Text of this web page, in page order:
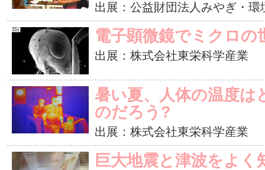
出展：公益財団法人みやぎ・
電子顕微鏡でミクロ
出展：株式会社東栄科学産業
暑い夏、人体の温度は
のだろう?
出展：株式会社東栄科学産業
巨大地震と津波をよく